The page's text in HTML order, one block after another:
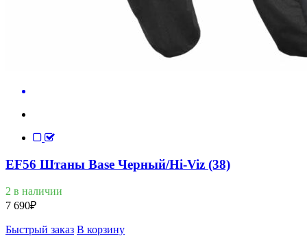
EF56 Штаны Base Черный/Hi-Viz (38)
2 в наличии
7 690₽
Быстрый заказ В корзину